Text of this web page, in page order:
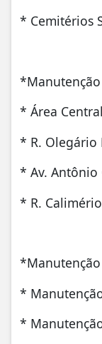
* Cemitérios
* Área Central
* R. Olegário
* Av. Antônio
* R.
*
*